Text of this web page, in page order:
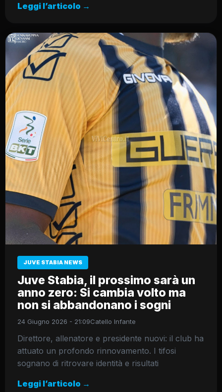
Leggi l’articolo →
JUVE STABIA NEWS
Juve Stabia, il prossimo sarà un
anno zero: Si cambia volto ma
non si abbandonano i sogni
24 Giugno 2026 - 21:09Catello Infante
Direttore, allenatore e presidente nuovi: il club ha
attuato un profondo rinnovamento. I tifosi
sognano di ritrovare identità e risultati
Leggi l’articolo →